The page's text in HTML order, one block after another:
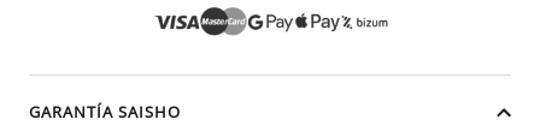
GARANTÍA SAISHO